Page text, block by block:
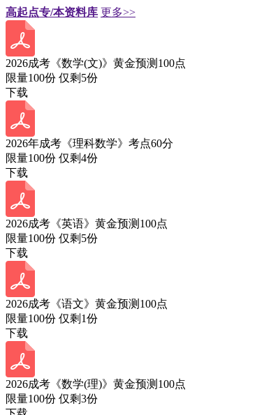
高起点专/本资料库 更多>>
2026成考《数学(文)》黄金预测100点
限量100份 仅剩 5份
下载
2026年成考《理科数学》考点60分
限量100份 仅剩4份
下载
2026成考《英语》黄金预测100点
限量100份 仅剩 5份
下载
2026成考《语文》黄金预测100点
限量100份 仅剩 1份
下载
2026成考《数学(理)》黄金预测100点
限量100份 仅剩3份